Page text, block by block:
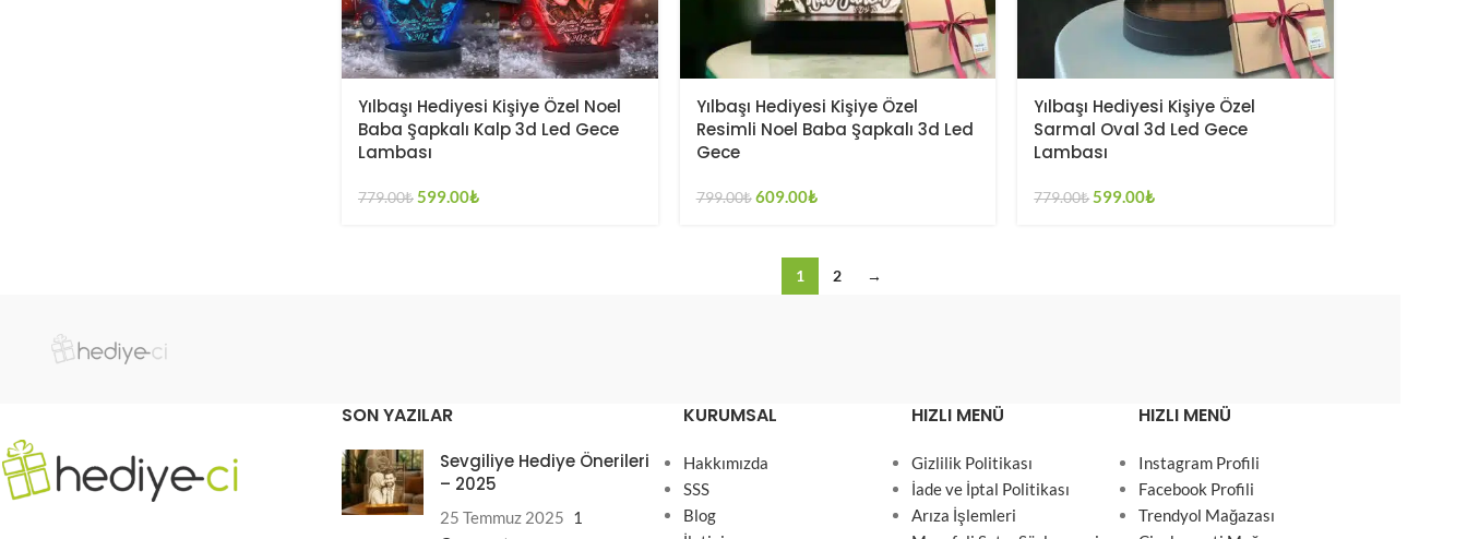
Yılbaşı Hediyesi Kişiye Özel Noel
Baba Şapkalı Kalp 3d Led Gece
Lambası
779.00₺599.00₺
Yılbaşı Hediyesi Kişiye Özel
Resimli Noel Baba Şapkalı 3d Led
Gece
799.00₺ 609.00₺
Yılbaşı Hediyesi Kişiye Özel
Sarmal Oval 3d Led Gece
Lambası
779.00₺ 599.00₺
1 2 →
SON YAZILAR
Sevgiliye Hediye Önerileri
– 2025
25 Temmuz 2025 1
KURUMSAL
Hakkımızda
SSS
Blog
HIZLI MENÜ
Gizlilik Politikası
İade ve İptal Politikası
Arıza İşlemleri
HIZLI MENÜ
Instagram Profili
Facebook Profili
Trendyol Mağazası